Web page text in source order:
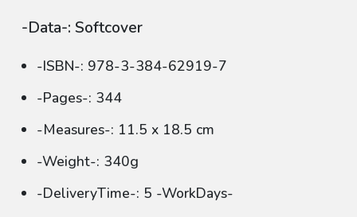
-Data-: Softcover
-ISBN-: 978-3-384-62919-7
-Pages-: 344
-Measures-: 11.5 x 18.5 cm
-Weight-: 340g
-DeliveryTime-: 5 -WorkDays-